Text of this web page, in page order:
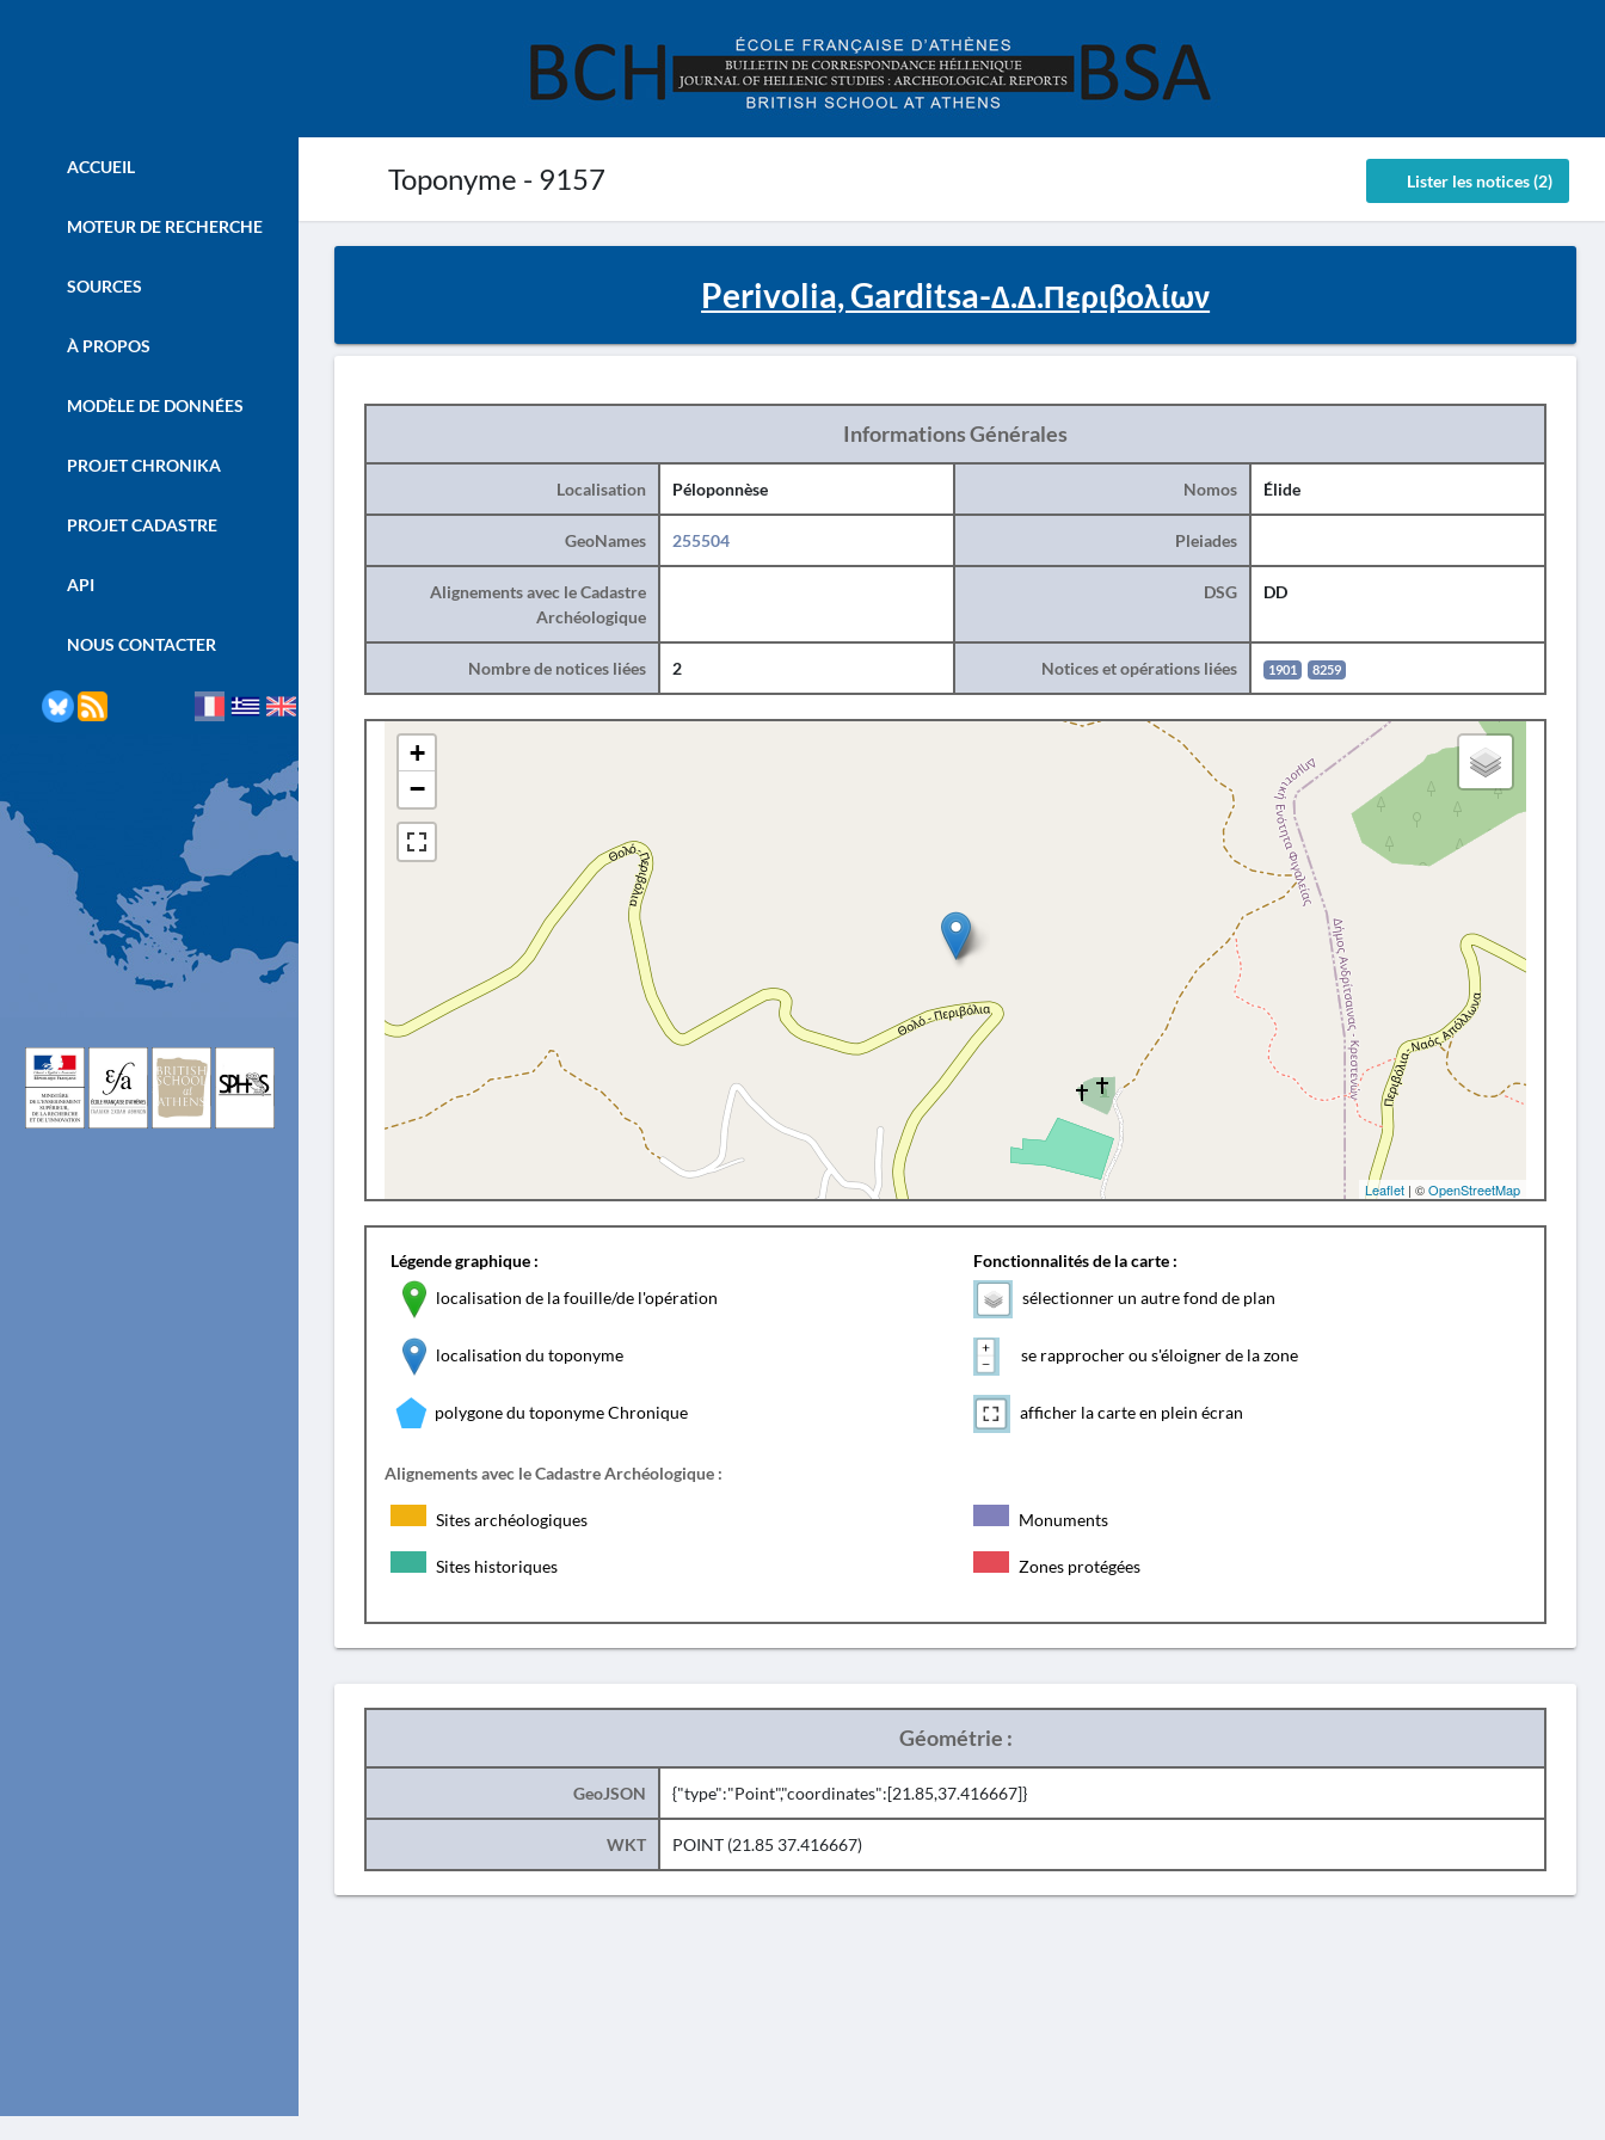
Toponyme - 9157 Lister les notices (2)
ACCUEIL
MOTEUR DE RECHERCHE
SOURCES
À PROPOS
MODÈLE DE DONNÉES
PROJET CHRONIKA
PROJET CADASTRE
API
NOUS CONTACTER
Perivolia, Garditsa-Δ.Δ.Περιβολίων
Informations Générales
Localisation Péloponnèse Nomos Élide
GeoNames 255504 Pleiades
Alignements avec le Cadastre
Archéologique
DSG DD
Nombre de notices liées 2 Notices et opérations liées 1901 8259
+
−
Leaflet | ©OpenStreetMap
Légende graphique :
localisation de la fouille/de l'opération
localisation du toponyme
polygone du toponyme Chronique
Fonctionnalités de la carte :
sélectionner un autre fond de plan
se rapprocher ou s'éloigner de la zone
afficher la carte en plein écran
Alignements avec le Cadastre Archéologique :
Sites archéologiques Monuments
Sites historiques Zones protégées
Géométrie :
GeoJSON {"type":"Point","coordinates":[21.85,37.416667]}
WKT POINT (21.85 37.416667)